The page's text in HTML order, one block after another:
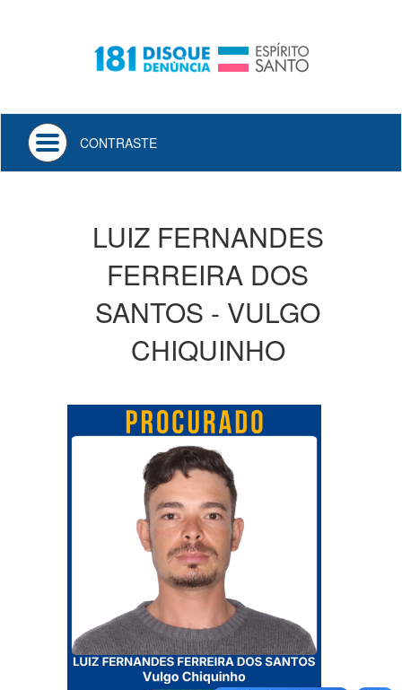
Toggle
navigation
CONTRASTE
LUIZ FERNANDES
FERREIRA DOS
SANTOS - VULGO
CHIQUINHO